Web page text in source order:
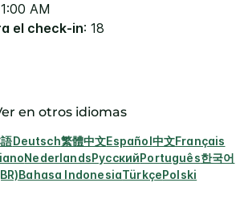
AM
el check-in: 18
en otros idiomas
Deutsch繁體中文Español中文Français
NederlandsРусскийPortuguês한국어
Bahasa IndonesiaTürkçePolski